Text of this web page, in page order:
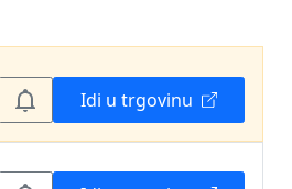
Idi u trgovinu